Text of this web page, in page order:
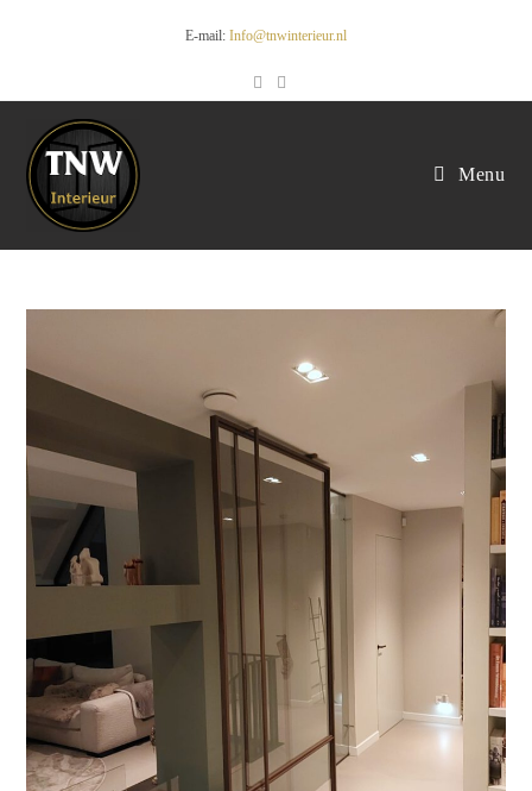
E-mail: Info@tnwinterieur.nl
Menu